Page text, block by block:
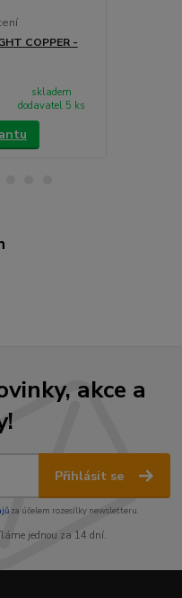
COPPER -
skladem
dodavatel 5 ks
akce a
Přihlásit se
za účelem rozesílky newsletteru.
jednou za 14 dní.